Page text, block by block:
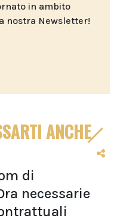
in ambito
nostra Newsletter!
ANCHE
di
necessarie